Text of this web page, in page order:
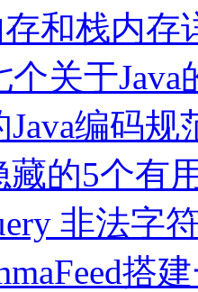
存和栈内存
关于Java
Java编码
藏的5个有
非法字
搭